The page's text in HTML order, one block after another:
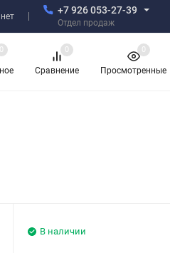
+7 926 053-27-39
Отдел продаж
0
Сравнение
0
Просмотренные
0
В наличии